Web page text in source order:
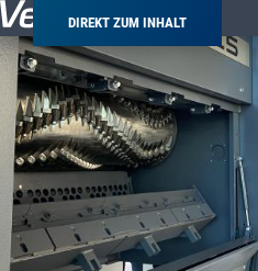
DIREKT ZUM INHALT
Pfadnavigation